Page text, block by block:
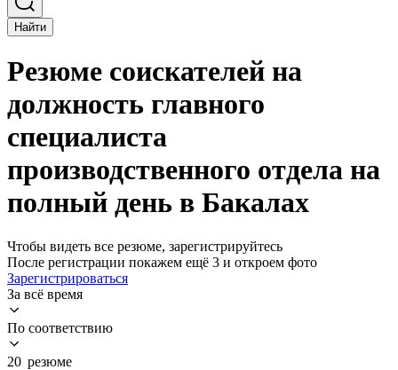
Найти
Резюме соискателей на
должность главного
специалиста
производственного отдела на
полный день в Бакалах
Чтобы видеть все резюме, зарегистрируйтесь
После регистрации покажем ещё 3 и откроем фото
Зарегистрироваться
За всё время
По соответствию
20 резюме